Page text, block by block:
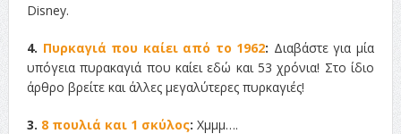
Disney.
4. Πυρκαγιά που καίει από το 1962: Διαβάστε για μία
υπόγεια πυρακαγιά που καίει εδώ και 53 χρόνια! Στο ίδιο
άρθρο βρείτε και άλλες μεγαλύτερες πυρκαγιές!
3. 8 πουλιά και 1 σκύλος: Χμμμ….